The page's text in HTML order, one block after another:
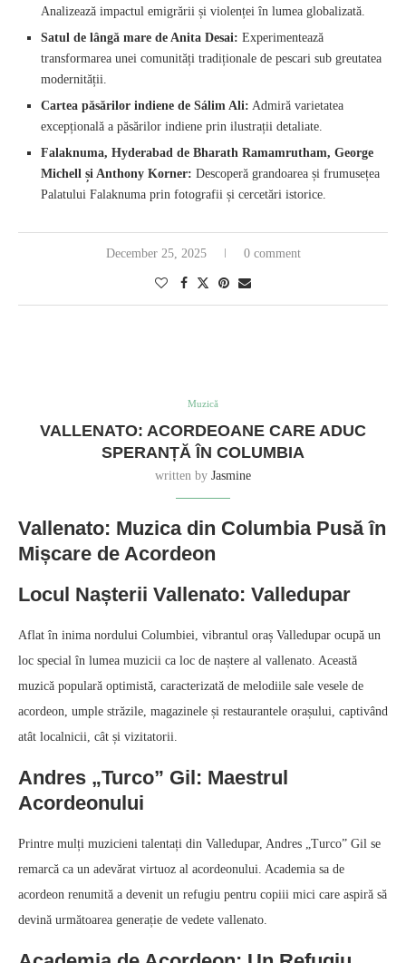
Analizează impactul emigrării și violenței în lumea globalizată.
Satul de lângă mare de Anita Desai: Experimentează
transformarea unei comunități tradiționale de pescari sub greutatea
modernității.
Cartea păsărilor indiene de Sálim Ali: Admiră varietatea
excepțională a păsărilor indiene prin ilustrații detaliate.
Falaknuma, Hyderabad de Bharath Ramamrutham, George
Michell și Anthony Korner: Descoperă grandoarea și frumusețea
Palatului Falaknuma prin fotografii și cercetări istorice.
December 25, 2025 0 comment
Muzică
VALLENATO: ACORDEOANE CARE ADUC
SPERANȚĂ ÎN COLUMBIA
written by Jasmine
Vallenato: Muzica din Columbia Pusă în
Mișcare de Acordeon
Locul Nașterii Vallenato: Valledupar
Aflat în inima nordului Columbiei, vibrantul oraș Valledupar ocupă un
loc special în lumea muzicii ca loc de naștere al vallenato. Această
muzică populară optimistă, caracterizată de melodiile sale vesele de
acordeon, umple străzile, magazinele și restaurantele orașului, captivând
atât localnicii, cât și vizitatorii.
Andres „Turco” Gil: Maestrul
Acordeonului
Printre mulți muzicieni talentați din Valledupar, Andres „Turco” Gil se
remarcă ca un adevărat virtuoz al acordeonului. Academia sa de
acordeon renumită a devenit un refugiu pentru copiii mici care aspiră să
devină următoarea generație de vedete vallenato.